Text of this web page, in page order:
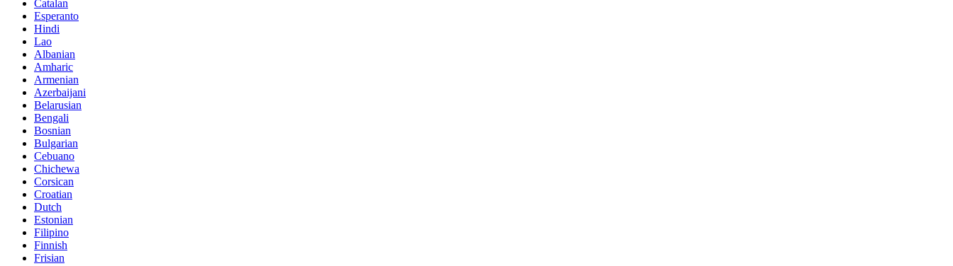
Catalan
Esperanto
Hindi
Lao
Albanian
Amharic
Armenian
Azerbaijani
Belarusian
Bengali
Bosnian
Bulgarian
Cebuano
Chichewa
Corsican
Croatian
Dutch
Estonian
Filipino
Finnish
Frisian